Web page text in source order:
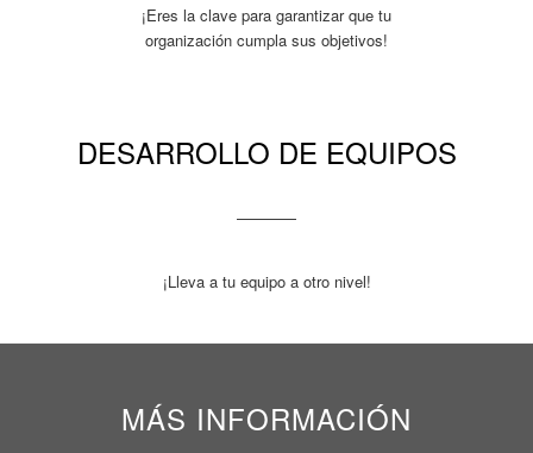
¡Eres la clave para garantizar que tu
organización cumpla sus objetivos!
DESARROLLO DE EQUIPOS
¡Lleva a tu equipo a otro nivel!
MÁS INFORMACIÓN